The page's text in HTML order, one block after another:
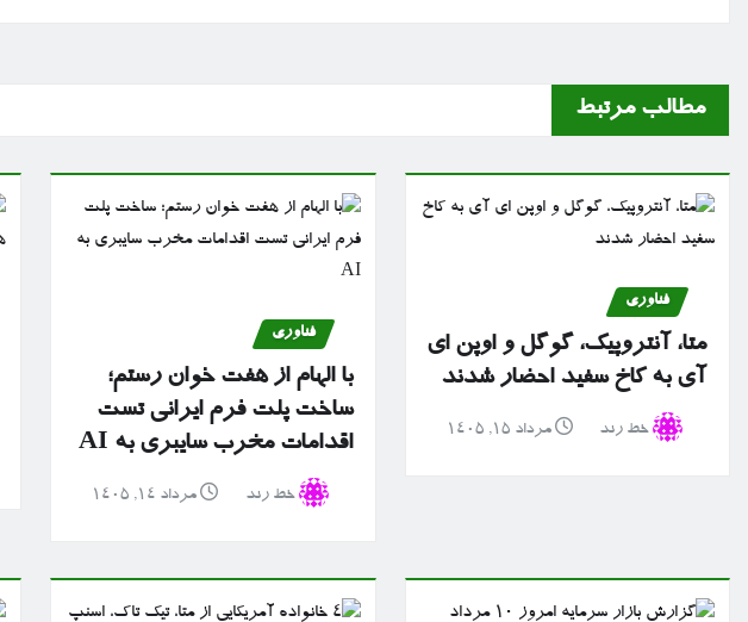
مطالب مرتبط
فناوری
متا، آنتروپیک، گوگل و اوپن ای
آی به کاخ سفید احضار شدند
خط رند مرداد ۱۵, ۱۴۰۵
فناوری
با الهام از هفت خوان رستم؛
ساخت پلت فرم ایرانی تست
اقدامات مخرب سایبری به AI
خط رند مرداد ۱۴, ۱۴۰۵